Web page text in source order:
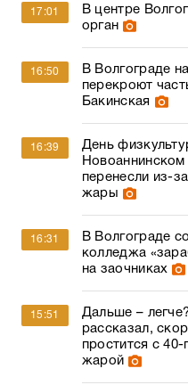
17:01
В центре
орган
16:50
В Волгограде
перекроют
Бакинская
16:39
День
Новоаннинском
перенесли из-
жары
16:31
В Волгограде
колледжа
на заочниках
15:51
Дальше –
рассказал,
простится с 40-
жарой